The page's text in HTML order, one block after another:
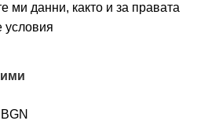
ми данни, както и за правата
условия